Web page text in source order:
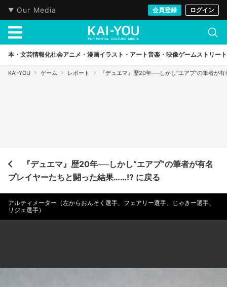
Our Media 会員登録 ログイン
本・文芸情報化社会アニメ・漫画イラスト・アート音楽・映像ゲームストリート
KAI-YOU ゲーム レポート 『デュエマ』歴20年──しかし“エアプ”の筆者が
『デュエマ』歴20年──しかし“エアプ”の筆者が有名
プレイヤーたちと闘った結果……!? に戻る
アルティメーター（左からおんそく選手、フェアリー選手、じゃきー選手、
リジェ選手）